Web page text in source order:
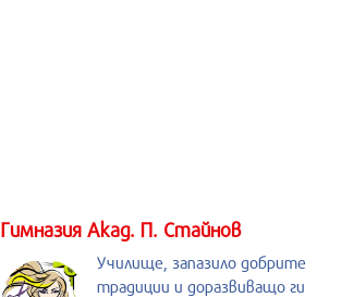
Гимназия Акад. П. Стайнов
Училище, запазило добрите
традиции и доразвиващо ги